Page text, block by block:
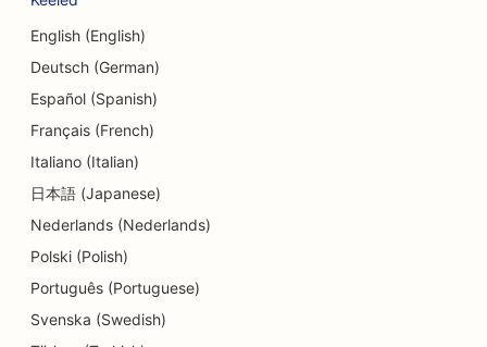
SEO tantsustuudiote jaoks
SEO võlanõustamise teenuste jaoks
SEO hambaravikliinikutele
SEO söögikohtadele
SEO dermabrasiooniteenuste jaoks
SEO detailide kauplustele
English (English)
Deutsch (German)
Español (Spanish)
Français (French)
Italiano (Italian)
日本語 (Japanese)
Nederlands (Nederlands)
Polski (Polish)
Português (Portuguese)
Svenska (Swedish)